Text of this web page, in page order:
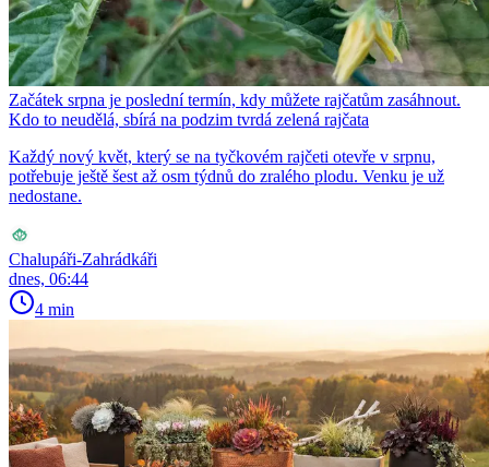
Začátek srpna je poslední termín, kdy můžete rajčatům zasáhnout.
Kdo to neudělá, sbírá na podzim tvrdá zelená rajčata
Každý nový květ, který se na tyčkovém rajčeti otevře v srpnu,
potřebuje ještě šest až osm týdnů do zralého plodu. Venku je už
nedostane.
Chalupáři-Zahrádkáři
dnes, 06:44
4 min